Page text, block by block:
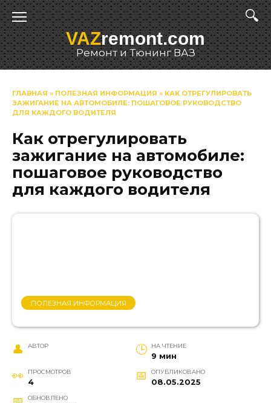
Перейти
к
содержаниюVAZremont.com
Ремонт и Тюнинг ВАЗ
ГЛАВНАЯ » ПОЛЕЗНАЯ ИНФОРМАЦИЯ » КАК ОТРЕГУЛИРОВАТЬ
ЗАЖИГАНИЕ НА АВТОМОБИЛЕ: ПОШАГОВОЕ РУКОВОДСТВО
ДЛЯ КАЖДОГО ВОДИТЕЛЯ
Как отрегулировать
зажигание на автомобиле:
пошаговое руководство
для каждого водителя
ПОЛЕЗНАЯ ИНФОРМАЦИЯ
АВТОР НА ЧТЕНИЕ
9 мин
ПРОСМОТРОВ
4
ОПУБЛИКОВАНО
08.05.2025
ОБНОВЛЕНО